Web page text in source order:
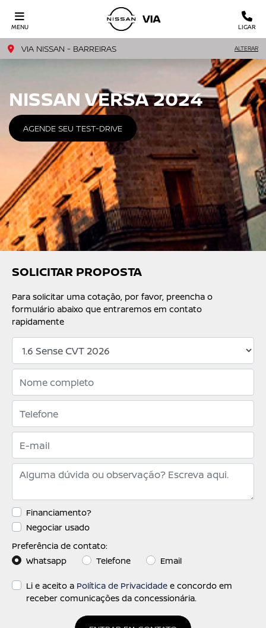
MENU LIGAR
VIA NISSAN - BARREIRAS ALTERAR
SOLICITAR PROPOSTA
Para solicitar uma cotação, por favor, preencha o
formulário abaixo que entraremos em contato
rapidamente
Financiamento?
Negociar usado
Preferência de contato:
Whatsapp
Telefone Email
Li e aceito a Política de Privacidade e concordo em
receber comunicações da concessionária.
NISSAN VERSA 2024
AGENDE SEU TEST-DRIVE